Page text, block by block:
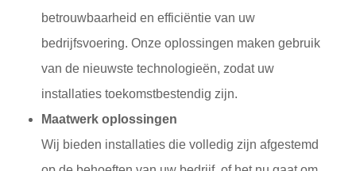
betrouwbaarheid en efficiëntie van uw
bedrijfsvoering. Onze oplossingen maken gebruik
van de nieuwste technologieën, zodat uw
installaties toekomstbestendig zijn.
Maatwerk oplossingen
Wij bieden installaties die volledig zijn afgestemd